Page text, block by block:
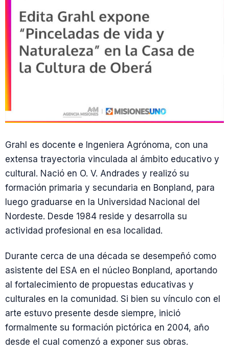
Grahl es docente e Ingeniera Agrónoma, con una
extensa trayectoria vinculada al ámbito educativo y
cultural. Nació en O. V. Andrades y realizó su
formación primaria y secundaria en Bonpland, para
luego graduarse en la Universidad Nacional del
Nordeste. Desde 1984 reside y desarrolla su
actividad profesional en esa localidad.
Durante cerca de una década se desempeñó como
asistente del ESA en el núcleo Bonpland, aportando
al fortalecimiento de propuestas educativas y
culturales en la comunidad. Si bien su vínculo con el
arte estuvo presente desde siempre, inició
formalmente su formación pictórica en 2004, año
desde el cual comenzó a exponer sus obras.